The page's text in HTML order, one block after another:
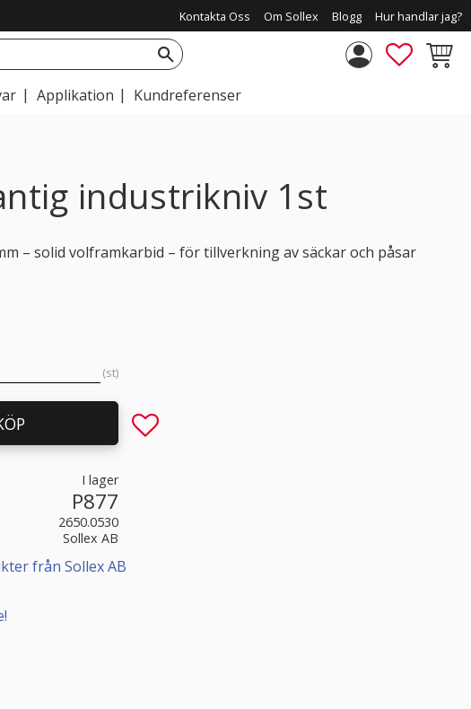
Kontakta Oss Om Sollex Blogg Hur handlar jag?
Applikation Kundreferenser
industrikniv 1st
– solid volframkarbid – för tillverkning av säckar och påsar
st
Lägg till i favoriter
I lager
P877
2650.0530
Sollex AB
från Sollex AB